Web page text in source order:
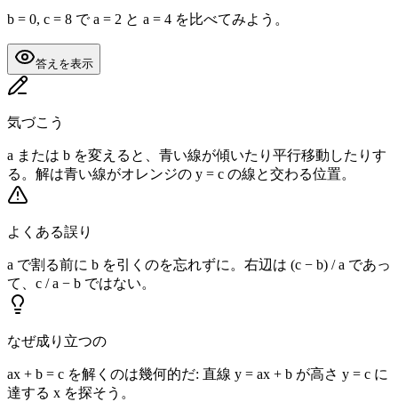
b = 0, c = 8 で a = 2 と a = 4 を比べてみよう。
答えを表示
気づこう
a または b を変えると、青い線が傾いたり平行移動したりす
る。解は青い線がオレンジの y = c の線と交わる位置。
よくある誤り
a で割る前に b を引くのを忘れずに。右辺は (c − b) / a であっ
て、c / a − b ではない。
なぜ成り立つの
ax + b = c を解くのは幾何的だ: 直線 y = ax + b が高さ y = c に
達する x を探そう。